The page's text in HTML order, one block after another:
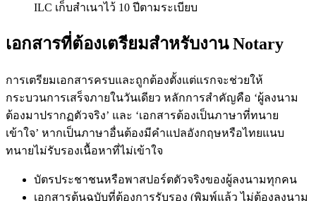
ILC เก็บสำเนาไว้ 10 ปีตามระเบียบ
เอกสารที่ต้องเตรียมสำหรับงาน Notary
การเตรียมเอกสารครบและถูกต้องตั้งแต่แรกจะช่วยให้
กระบวนการเสร็จภายในวันเดียว หลักการสำคัญคือ ‘ผู้ลงนาม
ต้องมาปรากฏตัวจริง’ และ ‘เอกสารต้องเป็นภาษาที่ทนาย
เข้าใจ’ หากเป็นภาษาอื่นต้องมีคำแปลอังกฤษหรือไทยแนบ
ทนายไม่รับรองเนื้อหาที่ไม่เข้าใจ
บัตรประชาชนหรือพาสปอร์ตตัวจริงของผู้ลงนามทุกคน
เอกสารต้นฉบับที่ต้องการรับรอง (พิมพ์แล้ว ไม่ต้องลงนาม